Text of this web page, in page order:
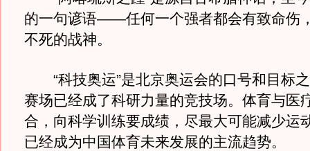
的一句谚语——任何一个强者都会有致命伤
不死的战神。
“科技奥运”是北京奥运会的口号和目标
赛场已经成了科研力量的竞技场。体育与医
合，向科学训练要成绩，尽最大可能减少运
已经成为中国体育未来发展的主流趋势。